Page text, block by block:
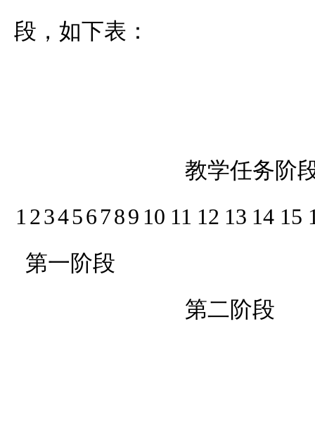
段，如下表：
教学任务阶
123456789 10 11 12 13 14 15
第一阶段
第二阶段